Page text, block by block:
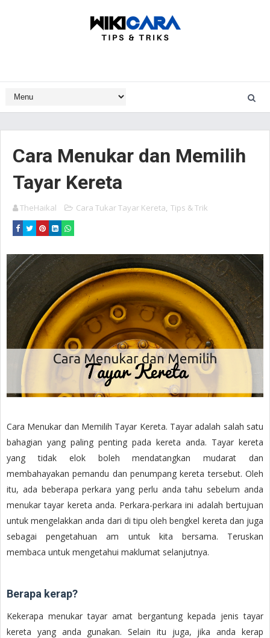
Cara Menukar dan Memilih
Tayar Kereta
TheHaikal Cara Tukar Tayar Kereta, Tips & Trik
Cara Menukar dan Memilih Tayar Kereta. Tayar adalah salah satu
bahagian yang paling penting pada kereta anda. Tayar kereta
yang tidak elok boleh mendatangkan mudarat dan
membahayakan pemandu dan penumpang kereta tersebut. Oleh
itu, ada beberapa perkara yang perlu anda tahu sebelum anda
menukar tayar kereta anda. Perkara-perkara ini adalah bertujuan
untuk mengelakkan anda dari di tipu oleh bengkel kereta dan juga
sebagai pengetahuan am untuk kita bersama. Teruskan
membaca untuk mengetahui maklumat selanjutnya.
Berapa kerap?
Kekerapa menukar tayar amat bergantung kepada jenis tayar
kereta yang anda gunakan. Selain itu juga, jika anda kerap